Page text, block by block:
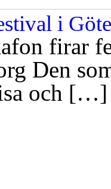
i
firar
Den
och […]